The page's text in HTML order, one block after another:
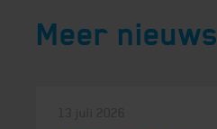
Meer nieuws